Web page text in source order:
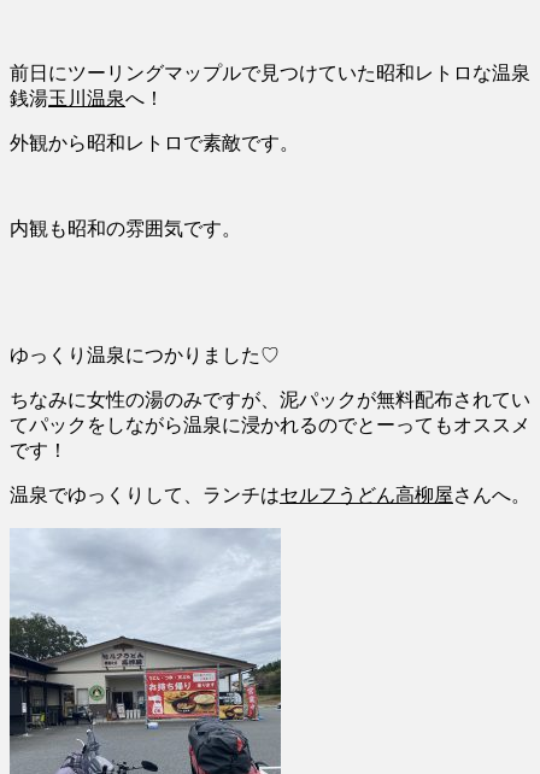
前日にツーリングマップルで見つけていた昭和レトロな温泉
銭湯玉川温泉へ！
外観から昭和レトロで素敵です。
内観も昭和の雰囲気です。
ゆっくり温泉につかりました♡
ちなみに女性の湯のみですが、泥パックが無料配布されてい
てパックをしながら温泉に浸かれるのでとーってもオススメ
です！
温泉でゆっくりして、ランチはセルフうどん高柳屋さんへ。